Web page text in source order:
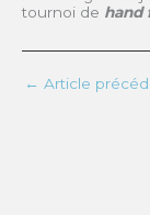
tournoi de hand
← Article